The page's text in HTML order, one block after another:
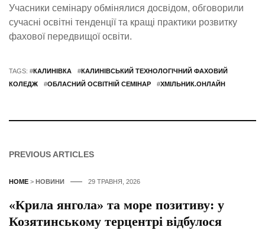
Учасники семінару обмінялися досвідом, обговорили
сучасні освітні тенденції та кращі практики розвитку
фахової передвищої освіти.
TAGS: #КАЛИНІВКА #КАЛИНІВСЬКИЙ ТЕХНОЛОГІЧНИЙ ФАХОВИЙ
КОЛЕДЖ
#ОБЛАСНИЙ ОСВІТНІЙ СЕМІНАР #ХМІЛЬНИК.ОНЛАЙН
PREVIOUS ARTICLES
HOME > НОВИНИ 29 ТРАВНЯ, 2026
«Крила янгола» та море позитиву: у
Козятинському терцентрі відбулося